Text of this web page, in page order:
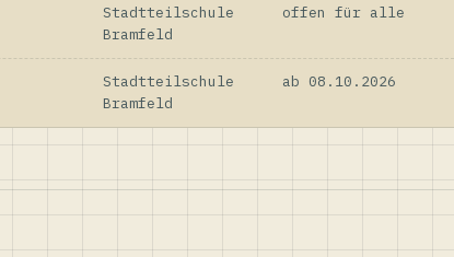
Stadtteilschule
Bramfeld
offen für alle
Stadtteilschule
Bramfeld
ab 08.10.2026